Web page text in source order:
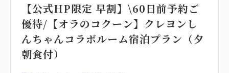
【公式HP限定 早割】\60日前予約ご
優待/【オラのコクーン】クレヨンし
んちゃんコラボルーム宿泊プラン（夕
朝食付）